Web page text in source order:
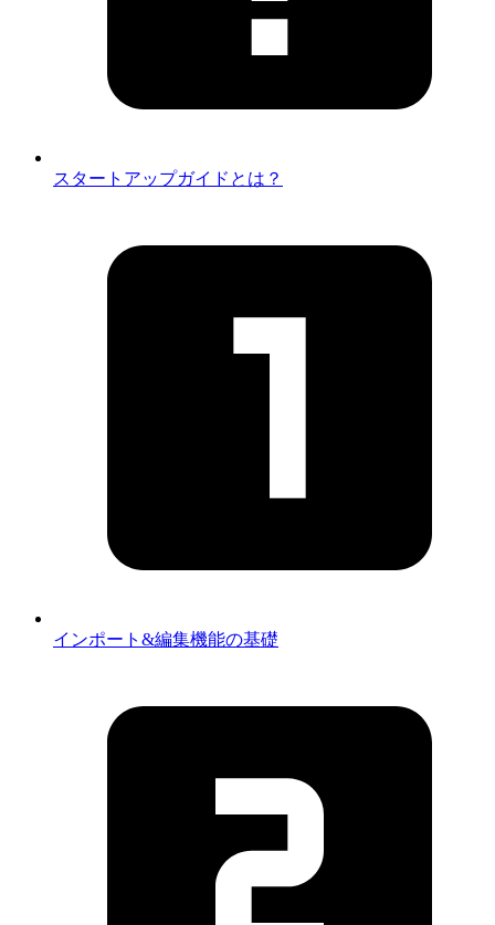
スタートアップガイドとは？
インポート&編集機能の基礎